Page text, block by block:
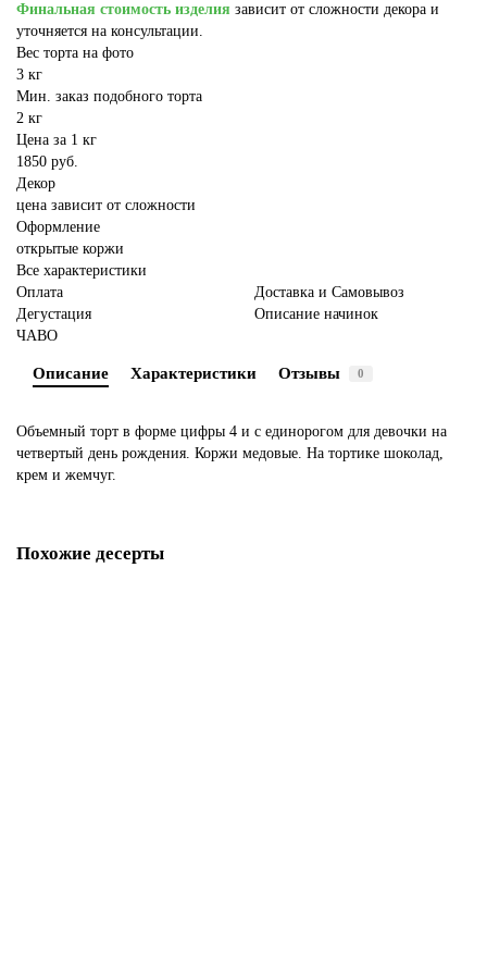
Финальная стоимость изделия зависит от сложности декора и
уточняется на консультации.
Вес торта на фото
3 кг
Мин. заказ подобного торта
2 кг
Цена за 1 кг
1850 руб.
Декор
цена зависит от сложности
Оформление
открытые коржи
Все характеристики
Оплата
Доставка и Самовывоз
Дегустация
Описание начинок
ЧАВО
Описание Характеристики Отзывы 0
Объемный торт в форме цифры 4 и с единорогом для девочки на
четвертый день рождения. Коржи медовые. На тортике шоколад,
крем и жемчуг.
Похожие десерты